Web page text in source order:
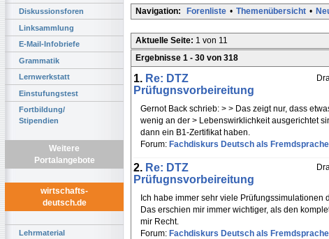
Diskussionsforen
Linksammlung
E-Mail-Infobriefe
Grammatik
Lernwerkstatt
Einstufungstest
Fortbildung/
Stipendien
Weitere
Portalangebote
wirtschafts-
deutsch.de
Lehrmaterial
Navigation: Forenliste • Themenübersicht •
Aktuelle Seite: 1 von 11
Ergebnisse 1 - 30 von 318
1. Re: DTZ
Prüfugnsvorbeireitung
Gernot Back schrieb: > > Das zeigt nur, dass
wenig an der > Lebenswirklichkeit ausgerichtet
dann ein B1-Zertifikat haben.
Forum: Fachdiskurs Deutsch als Fremdsprache
2. Re: DTZ
Prüfugnsvorbeireitung
Ich habe immer sehr viele Prüfungssimulationen
Das erschien mir immer wichtiger, als den
mir Recht.
Forum: Fachdiskurs Deutsch als Fremdsprache